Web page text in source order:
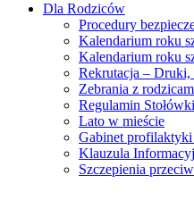
Dla Rodziców
Procedury
Kalendarium roku
Kalendarium roku
Rekrutacja – Druki,
Zebrania z
Regulamin Stołówki
Lato w mieście
Gabinet
Klauzula
Szczepienia